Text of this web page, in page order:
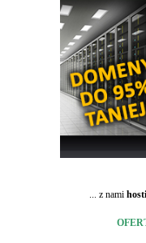
... z nami